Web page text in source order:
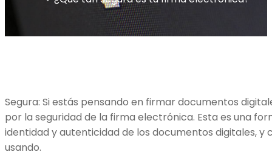
Segura: Si estás pensando en firmar documentos
por la seguridad de la firma electrónica. Esta es una
identidad y autenticidad de los documentos digitales, y
usando.